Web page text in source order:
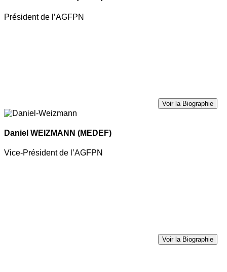
Président de l’AGFPN
Voir la Biographie
Daniel WEIZMANN (MEDEF)
Vice-Président de l’AGFPN
Voir la Biographie